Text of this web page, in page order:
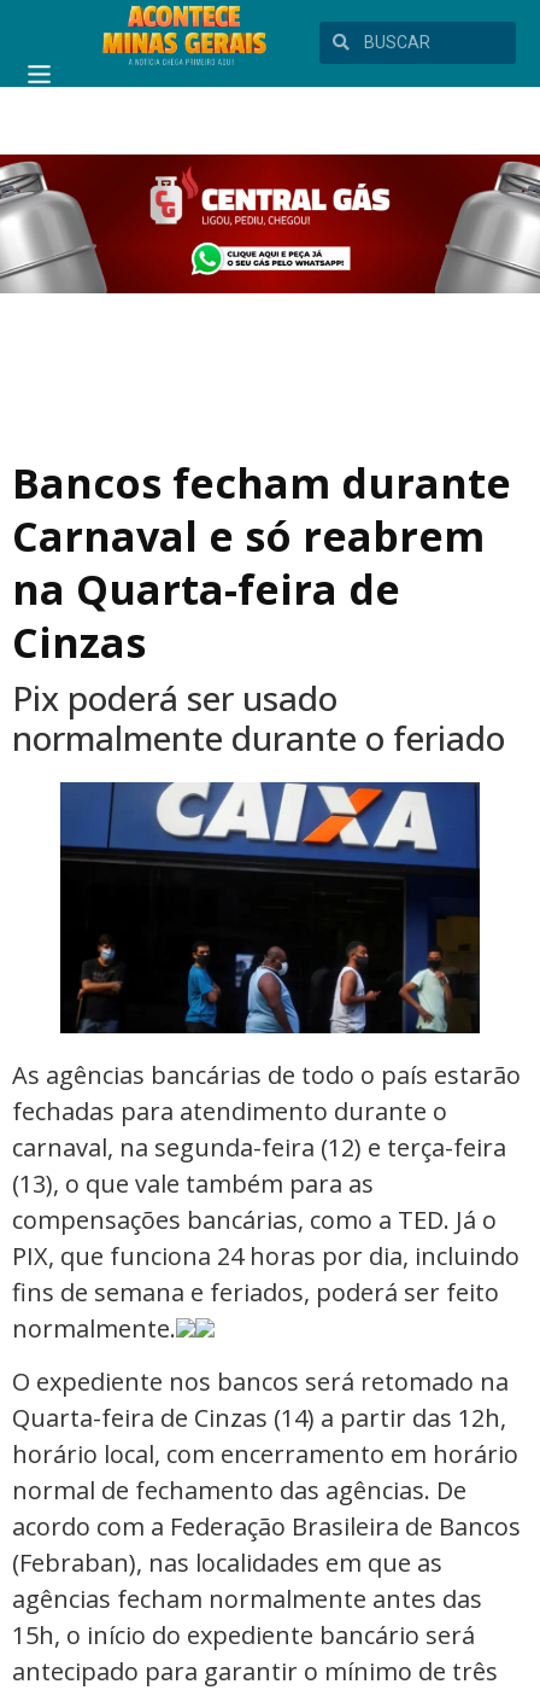
Bancos fecham durante
Carnaval e só reabrem
na Quarta-feira de
Cinzas
Pix poderá ser usado
normalmente durante o feriado
As agências bancárias de todo o país estarão
fechadas para atendimento durante o
carnaval, na segunda-feira (12) e terça-feira
(13), o que vale também para as
compensações bancárias, como a TED. Já o
PIX, que funciona 24 horas por dia, incluindo
fins de semana e feriados, poderá ser feito
normalmente.
O expediente nos bancos será retomado na
Quarta-feira de Cinzas (14) a partir das 12h,
horário local, com encerramento em horário
normal de fechamento das agências. De
acordo com a Federação Brasileira de Bancos
(Febraban), nas localidades em que as
agências fecham normalmente antes das
15h, o início do expediente bancário será
antecipado para garantir o mínimo de três